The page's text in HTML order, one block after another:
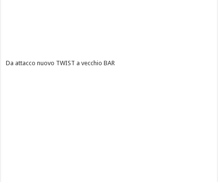
Da attacco nuovo TWIST a vecchio BAR